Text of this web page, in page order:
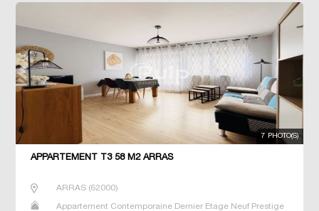
7 PHOTO(S)
APPARTEMENT T3 58 M2 ARRAS
ARRAS(62000)
Appartement Contemporaine Dernier Etage Neuf Prestige